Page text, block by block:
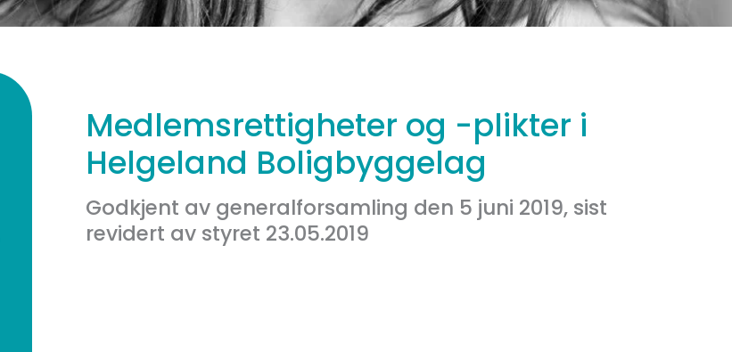
Medlemsrettigheter og -plikter i
Helgeland Boligbyggelag
Godkjent av generalforsamling den 5 juni 2019, sist
revidert av styret 23.05.2019